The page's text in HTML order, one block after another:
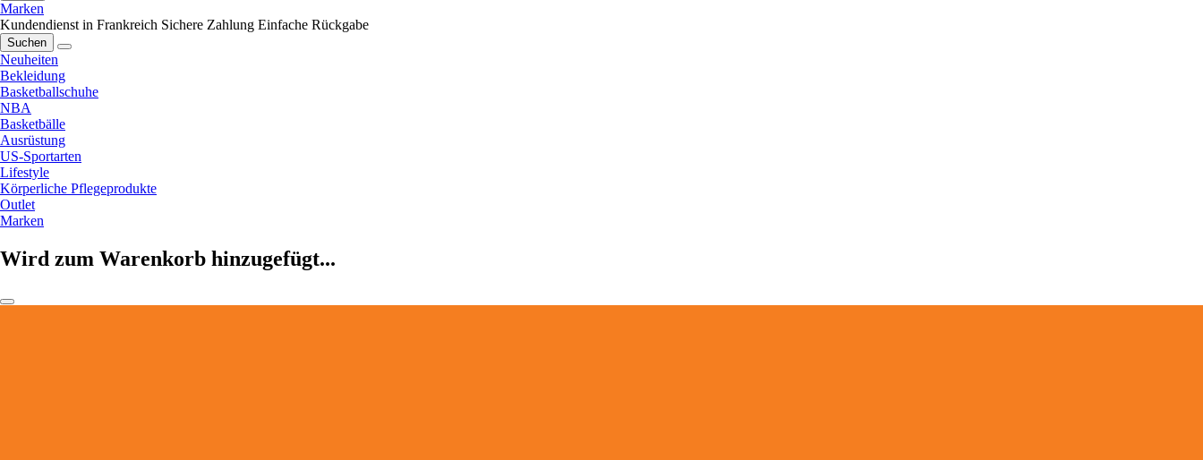
Marken
Kundendienst in Frankreich Sichere Zahlung Einfache Rückgabe
Suchen
Neuheiten
Bekleidung
Basketballschuhe
NBA
Basketbälle
Ausrüstung
US-Sportarten
Lifestyle
Körperliche Pflegeprodukte
Outlet
Marken
Wird zum Warenkorb hinzugefügt...